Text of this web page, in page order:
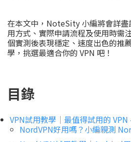
在本文中，NoteSity 小編將會詳盡
用方式、實際申請流程及使用時需
個實測後表現穩定、速度出色的推
學，挑選最適合你的 VPN 吧！
目錄
VPN試用教學｜最值得試用的
NordVPN好用嗎？小編親測